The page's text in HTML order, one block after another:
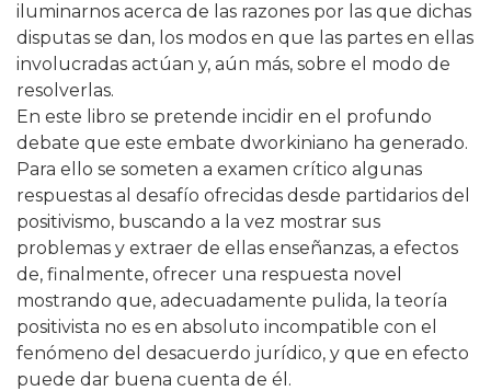
iluminarnos acerca de las razones por las que dichas
disputas se dan, los modos en que las partes en ellas
involucradas actúan y, aún más, sobre el modo de
resolverlas.
En este libro se pretende incidir en el profundo
debate que este embate dworkiniano ha generado.
Para ello se someten a examen crítico algunas
respuestas al desafío ofrecidas desde partidarios del
positivismo, buscando a la vez mostrar sus
problemas y extraer de ellas enseñanzas, a efectos
de, finalmente, ofrecer una respuesta novel
mostrando que, adecuadamente pulida, la teoría
positivista no es en absoluto incompatible con el
fenómeno del desacuerdo jurídico, y que en efecto
puede dar buena cuenta de él.